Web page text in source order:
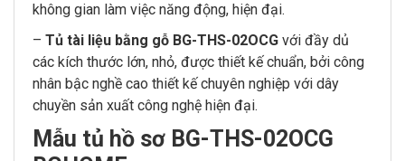
không gian làm việc năng động, hiện đại.
– Tủ tài liệu bằng gỗ BG-THS-02OCG với đầy dủ
các kích thước lớn, nhỏ, được thiết kế chuẩn, bởi công
nhân bậc nghề cao thiết kế chuyên nghiệp với dây
chuyền sản xuất công nghệ hiện đại.
Mẫu tủ hồ sơ BG-THS-02OCG